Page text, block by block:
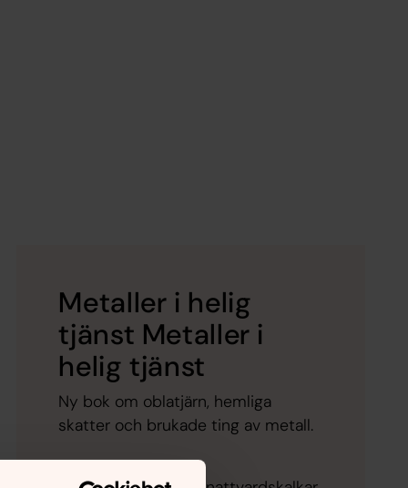
Metaller i helig
tjänst Metaller i
helig tjänst
Ny bok om oblatjärn, hemliga
skatter och brukade ting av metall.